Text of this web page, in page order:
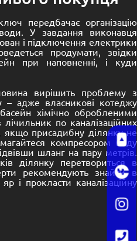
передбачає організацію
У завдання виконавця
і підключення електрики
продумати, звідки
при наповненні, і куди
вирішить проблему з
– адже власникові котеджу
хімічно обробленими
по каналізаційних
присадибну ділянку не
компресором воду
шланг на пару метрів.
ділянку перетвориться в
рекомендують знайти в
і прокласти каналізаційну